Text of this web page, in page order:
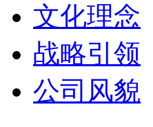
文化理念
战略引领
公司风貌